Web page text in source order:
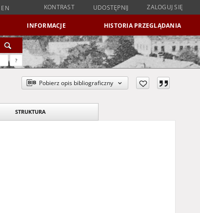
EN KONTRAST UDOSTĘPNIJ ZALOGUJ SIĘ
INFORMACJE HISTORIA PRZEGLĄDANIA
?
Pobierz opis bibliograficzny
STRUKTURA